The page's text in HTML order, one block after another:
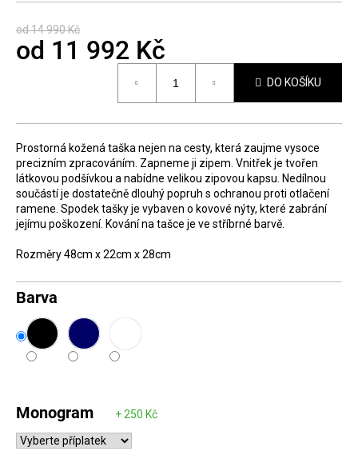
Barva
Monogram
od 14 990 Kč
od 11 992 Kč
DO KOŠÍKU
Prostorná kožená taška nejen na cesty, která zaujme vysoce
precizním zpracováním. Zapneme ji zipem. Vnitřek je tvořen
látkovou podšívkou a nabídne velikou zipovou kapsu. Nedílnou
součástí je dostatečně dlouhý popruh s ochranou proti otlačení
ramene. Spodek tašky je vybaven o kovové nýty, které zabrání
jejímu poškození. Kování na tašce je ve stříbrné barvě.
Rozměry 48cm x 22cm x 28cm
HLEDAT
D
o
p
o
r
u
č
j
e
m
e